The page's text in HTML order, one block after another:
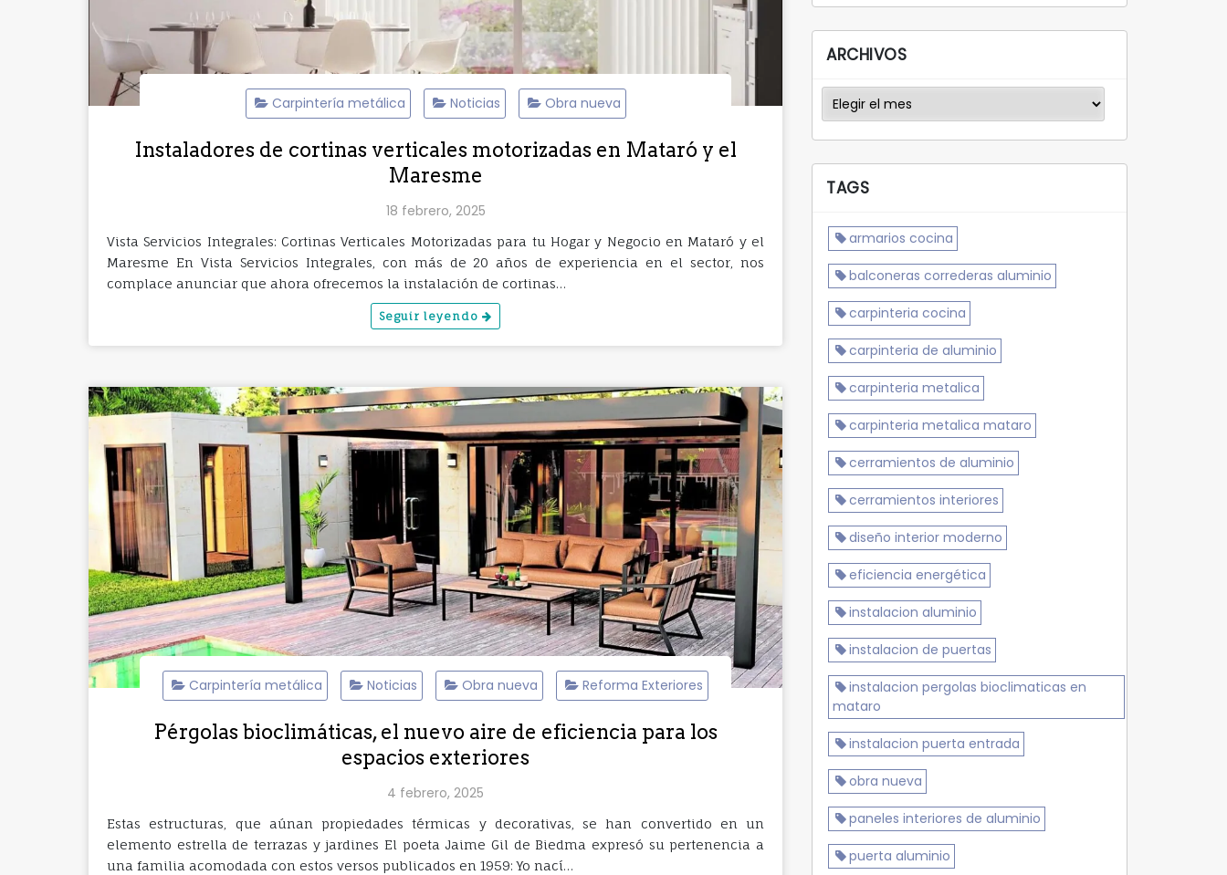
Carpintería metálica Noticias Obra nueva
Instaladores de cortinas verticales motorizadas en Mataró y el
Maresme
18 febrero, 2025
Vista Servicios Integrales: Cortinas Verticales Motorizadas para tu Hogar y Negocio en Mataró y el
Maresme En Vista Servicios Integrales, con más de 20 años de experiencia en el sector, nos
complace anunciar que ahora ofrecemos la instalación de cortinas…
Seguir leyendo
Carpintería metálica Noticias Obra nueva Reforma Exteriores
Pérgolas bioclimáticas, el nuevo aire de eficiencia para los
espacios exteriores
4 febrero, 2025
Estas estructuras, que aúnan propiedades térmicas y decorativas, se han convertido en un
elemento estrella de terrazas y jardines El poeta Jaime Gil de Biedma expresó su pertenencia a
una familia acomodada con estos versos publicados en 1959: Yo nací…
ARCHIVOS
Archivos
TAGS
armarios cocina
balconeras correderas aluminio
carpinteria cocina
carpinteria de aluminio
carpinteria metalica
carpinteria metalica mataro
cerramientos de aluminio
cerramientos interiores
diseño interior moderno
eficiencia energética
instalacion aluminio
instalacion de puertas
instalacion pergolas bioclimaticas en
mataro
instalacion puerta entrada
obra nueva
paneles interiores de aluminio
puerta aluminio